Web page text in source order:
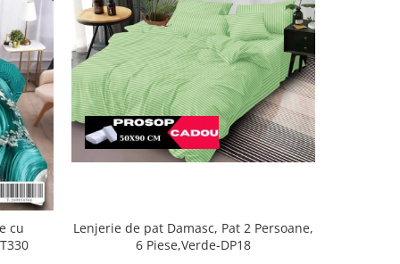
cu
Lenjerie de pat Damasc, Pat 2 Persoane,
6 Piese,Verde-DP18